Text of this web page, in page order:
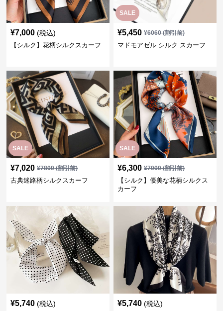
¥7,000 (税込)
【シルク】花柄シルクスカーフ
SALE
¥5,450 ¥6060(割引前)
マドモアゼル シルク スカーフ
SALE
¥7,020 ¥7800(割引前)
古典迷路柄シルクスカーフ
SALE
¥6,300 ¥7000(割引前)
【シルク】優美な花柄シルクス
カーフ
¥5,740 (税込) ¥5,740 (税込)